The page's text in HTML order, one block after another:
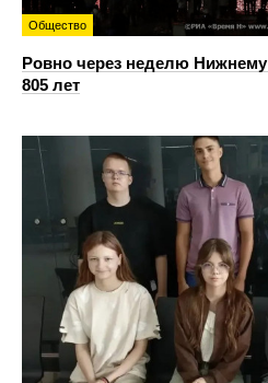
Общество
Ровно через неделю
805 лет